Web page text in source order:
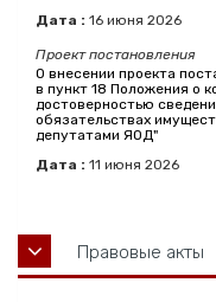
Дата : 16 июня 2026
Проект постановления
О внесении проекта
в пункт 18 Положения о
достоверностью
обязательствах
депутатами ЯОД"
Дата : 11 июня 2026
Правовые акты